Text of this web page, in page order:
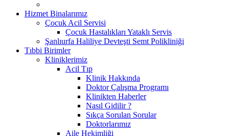
Hizmet Binalarımız
Çocuk Acil Servisi
Çocuk Hastalıkları Yataklı Servis
Şanlıurfa Haliliye Devteşti Semt Polikliniği
Tıbbi Birimler
Kliniklerimiz
Acil Tıp
Klinik Hakkında
Doktor Çalışma Programı
Klinikten Haberler
Nasıl Gidilir ?
Sıkça Sorulan Sorular
Doktorlarımız
Aile Hekimliği